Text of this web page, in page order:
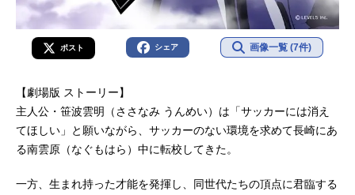
ポスト シェア 画像一覧 (7件)
【劇場版 ストーリー】
主人公・笹波雲明（ささなみ うんめい）は「サッカーには消え
てほしい」と願いながら、サッカーのない環境を求めて長崎にあ
る南雲原（なぐもはら）中に転校してきた。
一方、生まれ持った才能を発揮し、同世代たちの頂点に君臨する